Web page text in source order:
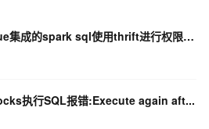
E-MapReduce怎么修改hue集成的spark sql使用thrift进行权限控制
执行SQL报错:Execute again aft...